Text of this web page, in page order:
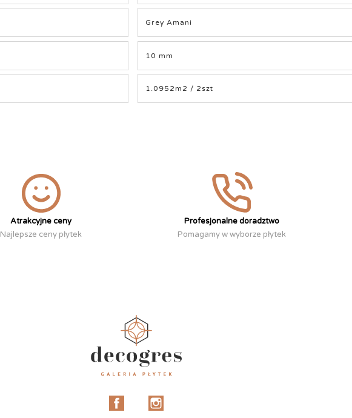
Grey Amani
10 mm
1.0952m2 / 2szt
Atrakcyjne ceny
Najlepsze ceny płytek
Profesjonalne doradztwo
Pomagamy w wyborze płytek
Facebook